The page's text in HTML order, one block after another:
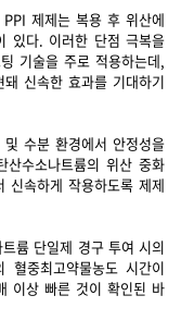
제제는 복용 후 위산에
있다. 이러한 단점 극복을
기술을 주로 적용하는데,
신속한 효과를 기대하기
수분 환경에서 안정성을
산수소나트륨의 위산 중화
신속하게 작용하도록 제제
륨 단일제 경구 투여 시의
혈중최고약물농도 시간이
이상 빠른 것이 확인된 바